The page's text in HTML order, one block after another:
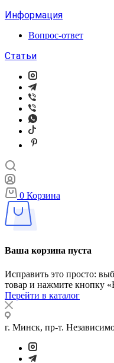
Информация
Вопрос-ответ
Статьи
0 Корзина
Ваша корзина пуста
Исправить это просто:
товар и нажмите кнопку
Перейти в каталог
г. Минск, пр-т.